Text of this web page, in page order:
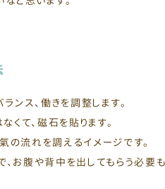
ンス、働きを調整します。
て、磁石を貼ります。
の流れを調えるイメージです。
お腹や背中を出してもらう必要も